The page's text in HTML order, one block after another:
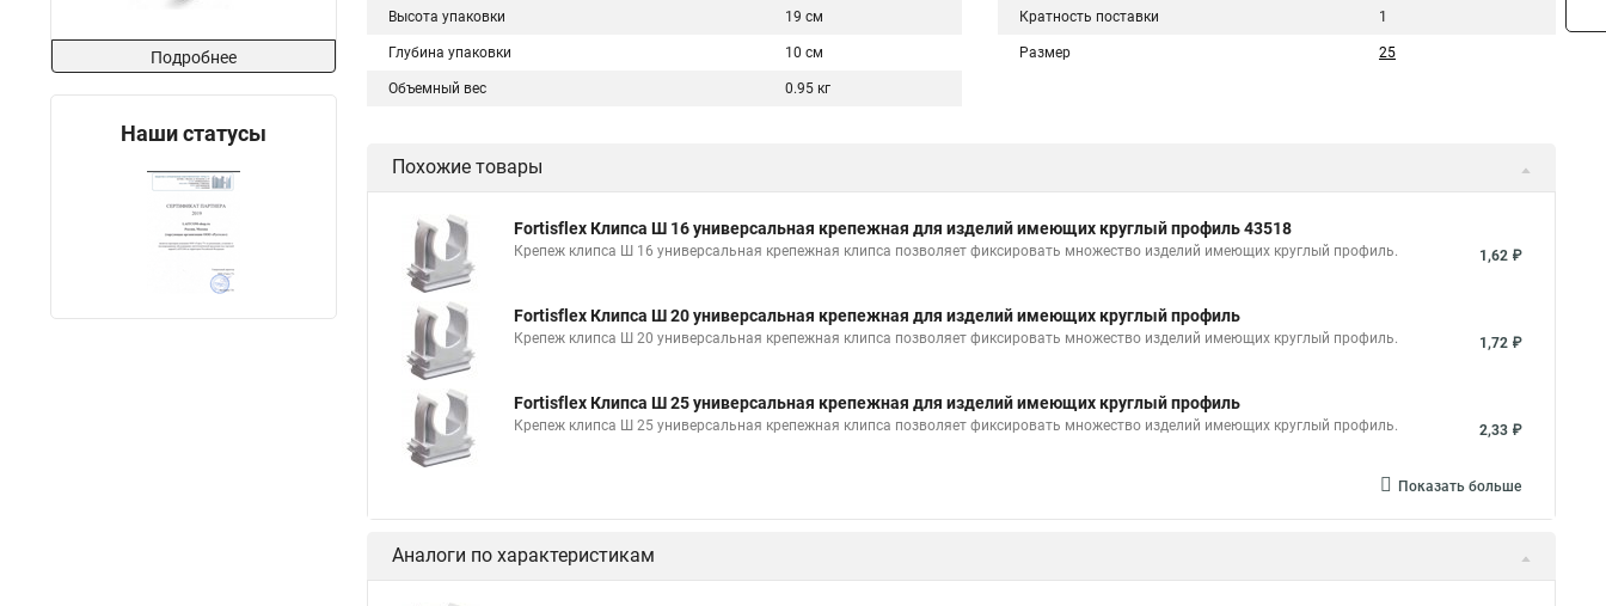
Подробнее
Наши статусы
Высота упаковки 19 см
Глубина упаковки 10 см
Объемный вес 0.95 кг
Кратность поставки 1
Размер 25
Похожие товары
Fortisflex Клипса Ш 16 универсальная крепежная для изделий имеющих круглый профиль 43518
Крепеж клипса Ш 16 универсальная крепежная клипса позволяет фиксировать множество изделий имеющих круглый профиль. 1,62 ₽
Fortisflex Клипса Ш 20 универсальная крепежная для изделий имеющих круглый профиль
Крепеж клипса Ш 20 универсальная крепежная клипса позволяет фиксировать множество изделий имеющих круглый профиль. 1,72 ₽
Fortisflex Клипса Ш 25 универсальная крепежная для изделий имеющих круглый профиль
Крепеж клипса Ш 25 универсальная крепежная клипса позволяет фиксировать множество изделий имеющих круглый профиль. 2,33 ₽
Показать больше
Аналоги по характеристикам